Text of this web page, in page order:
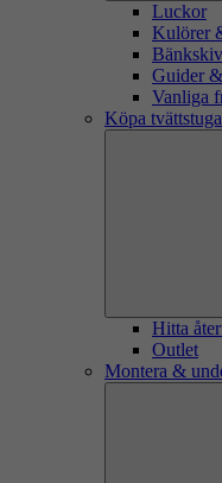
Luckor
Kulörer
Guider
Vanliga
Köpa tvättstuga
Hitta
Outlet
Montera &